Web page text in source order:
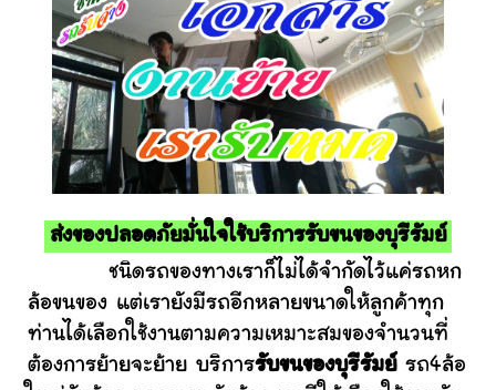
ส่งของปลอดภัยมั่นใจใช้บริการรับขนของบุรีรัมย์
ชนิดรถของทางเราก็ไม่ได้จำกัดไว้แค่รถหก
ล้อขนของ แต่เรายังมีรถอีกหลายขนาดให้ลูกค้าทุก
ท่านได้เลือกใช้งานตามความเหมาะสมของจำนวนที่
ต้องการย้ายจะย้าย บริการรับขนของบุรีรัมย์รถ4ล้อ